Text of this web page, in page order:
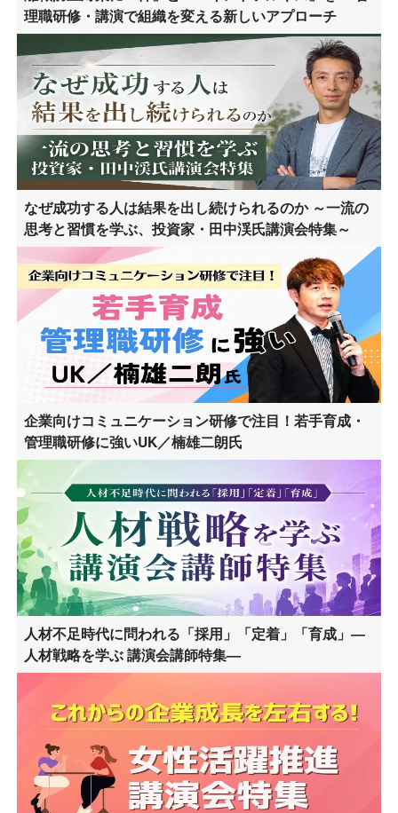
理職研修・講演で組織を変える新しいアプローチ
なぜ成功する人は結果を出し続けられるのか ～一流の
思考と習慣を学ぶ、投資家・田中渓氏講演会特集～
企業向けコミュニケーション研修で注目！若手育成・
管理職研修に強いUK／楠雄二朗氏
人材不足時代に問われる「採用」「定着」「育成」―
人材戦略を学ぶ 講演会講師特集―